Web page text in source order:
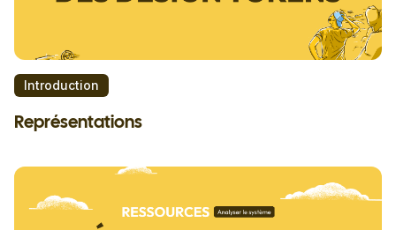
Introduction
Représentations